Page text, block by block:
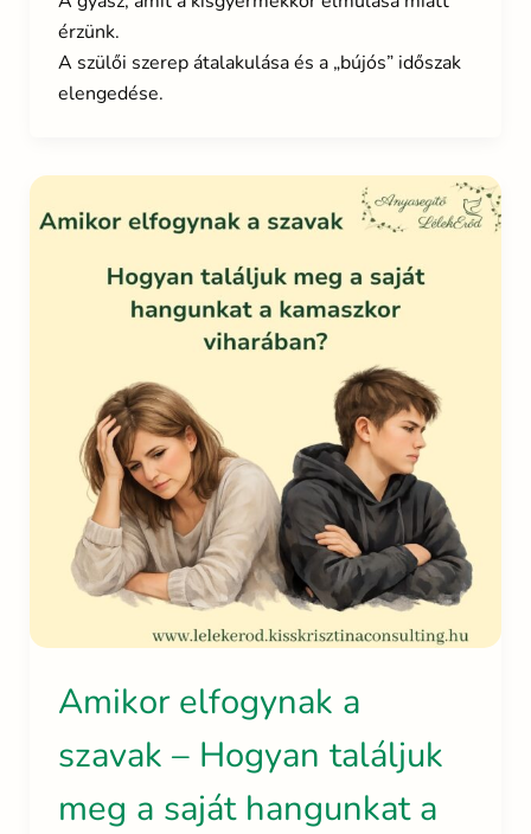
érzünk.
A szülői szerep átalakulása és a „bújós” időszak
elengedése.
Amikor elfogynak a
szavak – Hogyan találjuk
meg a saját hangunkat a